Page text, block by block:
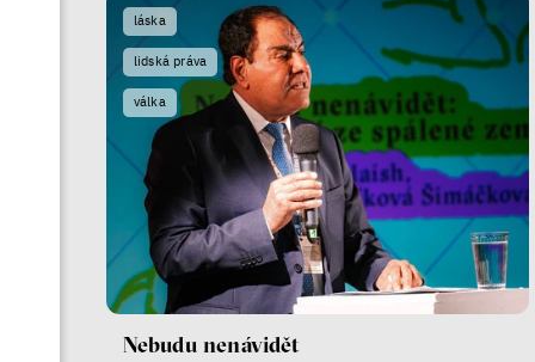
láska
lidská práva
válka
Nebudu nenávidět